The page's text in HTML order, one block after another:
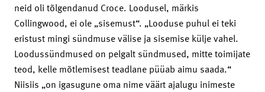
neid oli tõlgendanud Croce. Loodusel, märkis
Collingwood, ei ole „sisemust“. „Looduse puhul ei teki
eristust mingi sündmuse välise ja sisemise külje vahel.
Loodussündmused on pelgalt sündmused, mitte toimijate
teod, kelle mõtlemisest teadlane püüab aimu saada.“
Niisiis „on igasugune oma nime väärt ajalugu inimeste